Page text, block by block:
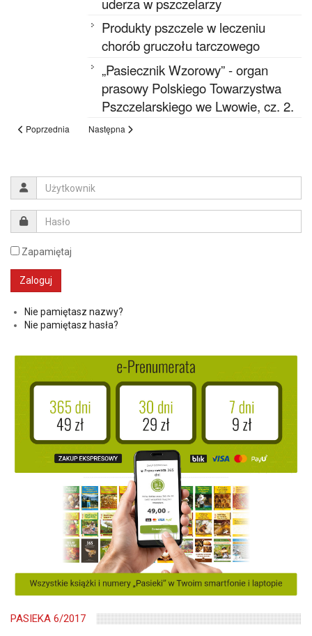
Produkty pszczele w leczeniu
chorób gruczołu tarczowego
„Pasiecznik Wzorowy” - organ
prasowy Polskiego Towarzystwa
Pszczelarskiego we Lwowie, cz. 2.
Poprzednia Następna
Zapamiętaj
Nie pamiętasz nazwy?
Nie pamiętasz hasła?
PASIEKA 6/2017